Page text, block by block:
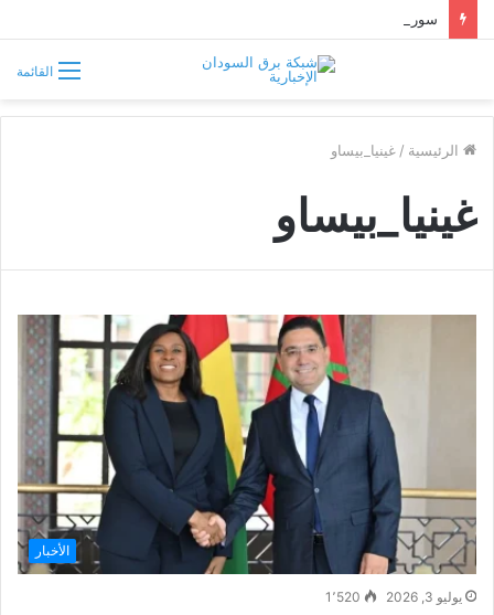
القائمة
الرئيسية / غينيا_بيساو
غينيا_بيساو
الأخبار
يوليو 3, 2026 1٬520